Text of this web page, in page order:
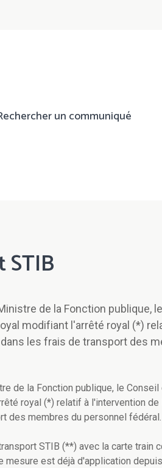
un communiqué
de la Fonction publique,
modifiant l'arrêté royal (*)
les frais de transport des
de la Fonction publique, le
royal (*) relatif à l'intervention
des membres du personnel fédéral.
STIB (**) avec la carte train
est déjà d'application